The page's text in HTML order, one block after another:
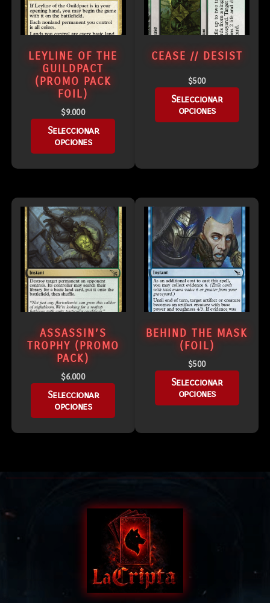
LEYLINE OF THE
GUILDPACT
(PROMO PACK
FOIL)
$9.000
Seleccionar
opciones
CEASE // DESIST
$500
Seleccionar
opciones
ASSASSIN’S
TROPHY (PROMO
PACK)
$6.000
Seleccionar
opciones
BEHIND THE MASK
(FOIL)
$500
Seleccionar
opciones